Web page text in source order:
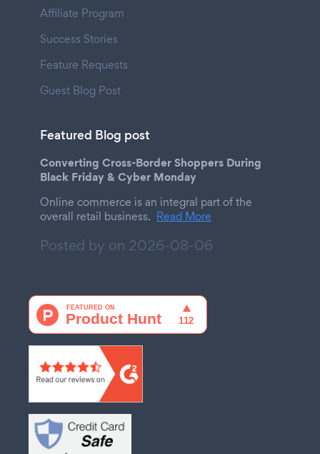
Affiliate Program
Success Stories
Feature Requests
Guest Blog Post
Featured Blog post
Converting Cross-Border Shoppers During
Black Friday & Cyber Monday
Online commerce is an integral part of the
overall retail business. Read More
Posted by on 2026-08-06